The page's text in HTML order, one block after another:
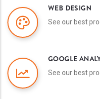
WEB DESIGN
See our best
GOOGLE
See our best